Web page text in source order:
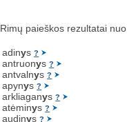
Rimų paieškos rezultatai nuo
adinys?
antruonys?
antvalnys?
apynys?
arkliaganys?
atėminys?
audinys?